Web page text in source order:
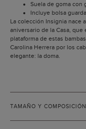
Suela de goma con
Incluye bolsa
La colección Insignia nace
aniversario de la Casa, que
plataforma de estas
Carolina Herrera por los
elegante: la doma.
TAMAÑO Y COMPOSICIÓN